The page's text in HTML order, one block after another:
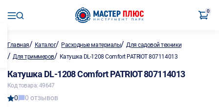
0
Главная/ Каталог/ Расходные материалы/Для садовой техники
/ Для триммеров/ Катушка DL-1208 Comfort PATRIOT 807114013
Катушка DL-1208 Comfort PATRIOT 807114013
Код товара: 49647
0 0 отзывов